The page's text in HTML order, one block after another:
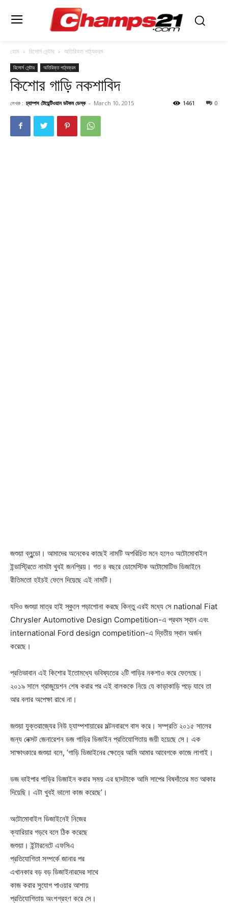
হোম রিসোর্স সেন্টার অতিরিক্ত পাঠ্যক্রম
রিসোর্স সেন্টার অতিরিক্ত পাঠ্যক্রম
কিশাের গাড়ি নকশাবিদ
লেখক : চ্যাম্পস টোয়েন্টিওয়ান ডটকম ডেস্ক - March 10, 2015 0
1461
জশুয়া ব্লুন্ডো। আমাদের অনেকের কাছেই নামটি অপরিচিত মনে হলেও অটোমোবাইল
ইন্ডাস্ট্রিতে নামটা খুবই জনপ্রিয়। গত ৪ বছরে ডোমেস্টিক অটোমোটিভ ডিজাইনে
রীতিমতো হইচই ফেলে দিয়েছে এই নামটি।
যদিও জশুয়া মাত্র হাই স্কুলে পড়াশোনা করছে কিন্তু এরই মধ্যে সে national Fiat
Chrysler Automotive Design Competition-এ প্রথম স্থান এবং
international Ford design competition-এ দ্বিতীয় স্থান অর্জন
করেছে।
প্রতিভাবান এই কিশোর ইতোমধ্যে ভবিষ্যতের ২টি গাড়ির নকশাও করে ফেলেছে।
২০১৯ সালে গ্রাজুয়েশন শেষ করার পর এই বালককে নিয়ে যে কাড়াকাড়ি পড়ে যাবে তা
আর বলার অপেক্ষা রাখে না।
জশুয়া যুক্তরাজ্যের নিউ হ্যাম্পশায়ারের মল্টনবারগে বাস করে। সম্প্রতি ২০১৫ সালের
জন্য নেক্সট জেনারেশন ডজ গাড়ির ডিজাইন প্রতিযোগিতায় জয়ী হয়েছে সে। এক
সাক্ষাৎকারে জশুয়া বলে, ‘গাড়ি ডিজাইনের ক্ষেত্রে আমি আমার আবেগকে কাজে লাগাই।
ডজ ভাইপার গাড়ির ডিজাইন করার সময় এর ছাদটাকে আমি সাপের বিষদাঁতের মত আকার
দিয়েছি। এটা খুবই ভালো কাজ করেছে’।
অটোমোবাইল ডিজাইনেই নিজের
ক্যারিয়ার গড়বে বলে ঠিক করেছে
জশুয়া। ইন্টারনেটে এফসিএ
প্রতিযোগিতা সম্পর্কে জানার পর
এখানকার বড় বড় ডিজাইনারদের সাথে
কাজ করার সুযোগ পাওয়ার আশায়
প্রতিযোগিতায় অংশগ্রহণ করে সে।